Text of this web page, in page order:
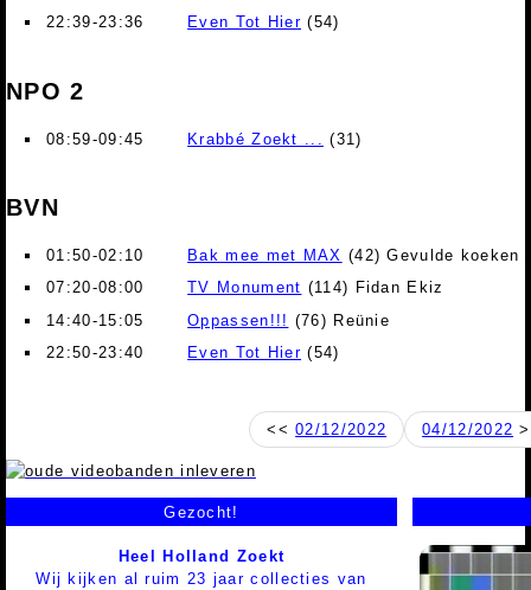
22:39-23:36
Even Tot Hier (54)
NPO 2
08:59-09:45 Krabbé Zoekt ... (31)
BVN
01:50-02:10 Bak mee met MAX (42) Gevulde koeken
07:20-08:00
TV Monument (114) Fidan Ekiz
14:40-15:05
Oppassen!!! (76) Reünie
22:50-23:40
Even Tot Hier (54)
<<02/12/2022 04/12/2022
Gezocht!
Heel Holland Zoekt
Wij kijken al ruim 23 jaar collecties van